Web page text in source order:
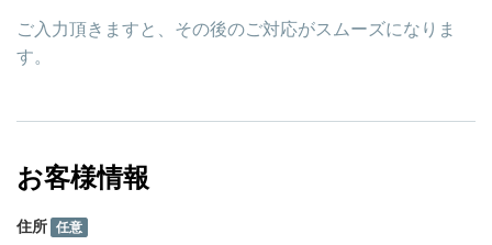
ご入力頂きますと、その後のご対応がスムーズになりま
す。
お客様情報
住所 任意